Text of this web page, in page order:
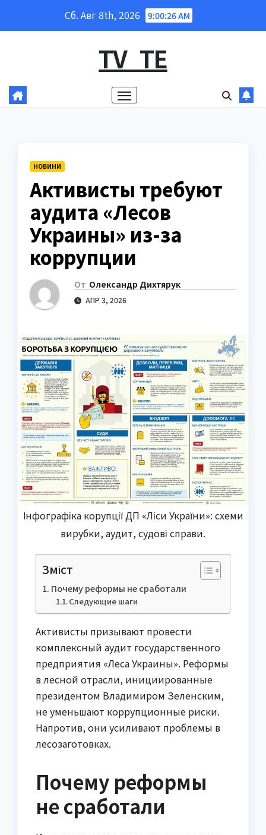
Сб. Авг 8th, 2026 9:00:27 AM
TV_TE
НОВИНИ
Активисты требуют
аудита «Лесов
Украины» из-за
коррупции
От Олександр Дихтярук
АПР 3, 2026
Інфографіка корупції ДП «Ліси України»: схеми
вирубки, аудит, судові справи.
Зміст
Почему реформы не сработали
Следующие шаги
Активисты призывают провести
комплексный аудит государственного
предприятия «Леса Украины». Реформы
в лесной отрасли, инициированные
президентом Владимиром Зеленским,
не уменьшают коррупционные риски.
Напротив, они усиливают проблемы в
лесозаготовках.
Почему реформы
не сработали